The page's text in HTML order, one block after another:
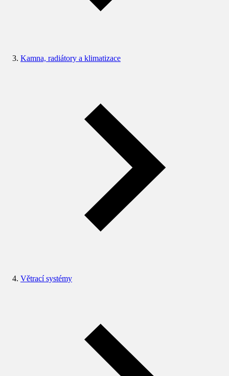
Kamna, radiátory a klimatizace
Větrací systémy